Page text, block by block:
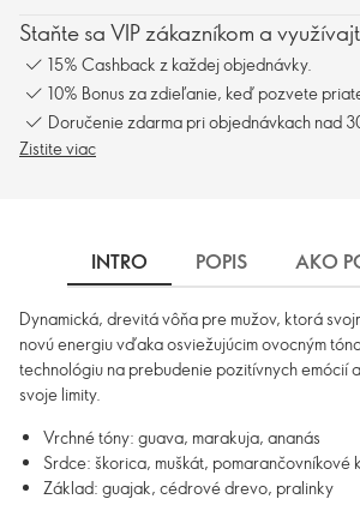
Staňte sa VIP zákazníkom a
15% Cashback z každej objednávky.
10% Bonus za zdieľanie, keď pozvete
Doručenie zdarma pri objednávkach nad
Zistite viac
INTRO POPIS AKO
Dynamická, drevitá vôňa pre mužov, ktorá
novú energiu vďaka osviežujúcim ovocným
technológiu na prebudenie pozitívnych emócií
svoje limity.
Vrchné tóny: guava, marakuja, ananás
Srdce: škorica, muškát, pomarančovníkové
Základ: guajak, cédrové drevo, pralinky